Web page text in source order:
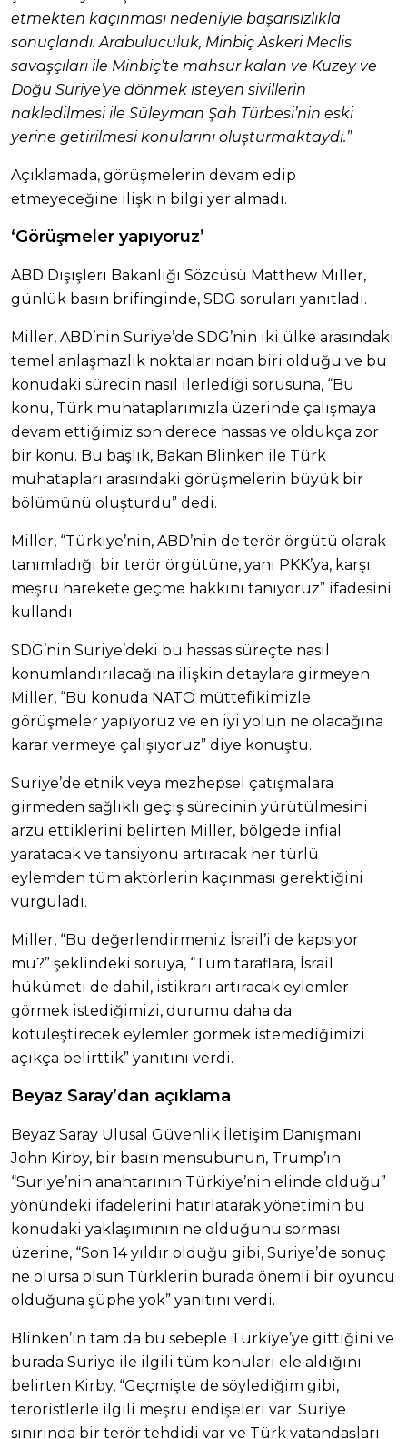
etmekten kaçınması nedeniyle başarısızlıkla
sonuçlandı. Arabuluculuk, Minbiç Askeri Meclis
savaşçıları ile Minbiç’te mahsur kalan ve Kuzey ve
Doğu Suriye’ye dönmek isteyen sivillerin
nakledilmesi ile Süleyman Şah Türbesi’nin eski
yerine getirilmesi konularını oluşturmaktaydı.”
Açıklamada, görüşmelerin devam edip
etmeyeceğine ilişkin bilgi yer almadı.
‘Görüşmeler yapıyoruz’
ABD Dışişleri Bakanlığı Sözcüsü Matthew Miller,
günlük basın brifinginde, SDG soruları yanıtladı.
Miller, ABD’nin Suriye’de SDG’nin iki ülke arasındaki
temel anlaşmazlık noktalarından biri olduğu ve bu
konudaki sürecin nasıl ilerlediği sorusuna, “Bu
konu, Türk muhataplarımızla üzerinde çalışmaya
devam ettiğimiz son derece hassas ve oldukça zor
bir konu. Bu başlık, Bakan Blinken ile Türk
muhatapları arasındaki görüşmelerin büyük bir
bölümünü oluşturdu” dedi.
Miller, “Türkiye’nin, ABD’nin de terör örgütü olarak
tanımladığı bir terör örgütüne, yani PKK’ya, karşı
meşru harekete geçme hakkını tanıyoruz” ifadesini
kullandı.
SDG’nin Suriye’deki bu hassas süreçte nasıl
konumlandırılacağına ilişkin detaylara girmeyen
Miller, “Bu konuda NATO müttefikimizle
görüşmeler yapıyoruz ve en iyi yolun ne olacağına
karar vermeye çalışıyoruz” diye konuştu.
Suriye’de etnik veya mezhepsel çatışmalara
girmeden sağlıklı geçiş sürecinin yürütülmesini
arzu ettiklerini belirten Miller, bölgede infial
yaratacak ve tansiyonu artıracak her türlü
eylemden tüm aktörlerin kaçınması gerektiğini
vurguladı.
Miller, “Bu değerlendirmeniz İsrail’i de kapsıyor
mu?” şeklindeki soruya, “Tüm taraflara, İsrail
hükümeti de dahil, istikrarı artıracak eylemler
görmek istediğimizi, durumu daha da
kötüleştirecek eylemler görmek istemediğimizi
açıkça belirttik” yanıtını verdi.
Beyaz Saray’dan açıklama
Beyaz Saray Ulusal Güvenlik İletişim Danışmanı
John Kirby, bir basın mensubunun, Trump’ın
“Suriye’nin anahtarının Türkiye’nin elinde olduğu”
yönündeki ifadelerini hatırlatarak yönetimin bu
konudaki yaklaşımının ne olduğunu sorması
üzerine, “Son 14 yıldır olduğu gibi, Suriye’de sonuç
ne olursa olsun Türklerin burada önemli bir oyuncu
olduğuna şüphe yok” yanıtını verdi.
Blinken’ın tam da bu sebeple Türkiye’ye gittiğini ve
burada Suriye ile ilgili tüm konuları ele aldığını
belirten Kirby, “Geçmişte de söylediğim gibi,
teröristlerle ilgili meşru endişeleri var. Suriye
sınırında bir terör tehdidi var ve Türk vatandaşları